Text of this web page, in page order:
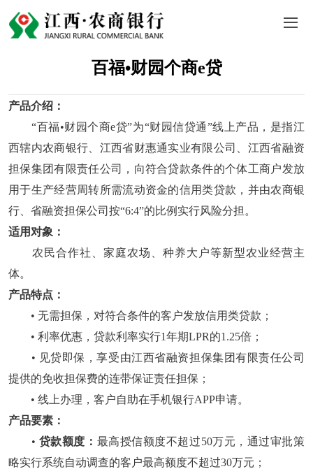
百福•财园个商e贷
产品介绍：
“百福•财园个商e贷”为“财园信贷通”线上产品，是指江
西辖内农商银行、江西省财惠通实业有限公司、江西省融资
担保集团有限责任公司，向符合贷款条件的个体工商户发放
用于生产经营周转所需流动资金的信用类贷款，并由农商银
行、省融资担保公司按“6:4”的比例实行风险分担。
适用对象：
农民合作社、家庭农场、种养大户等新型农业经营主
体。
产品特点：
• 无需担保，对符合条件的客户发放信用类贷款；
• 利率优惠，贷款利率实行1年期LPR的1.25倍；
• 见贷即保，享受由江西省融资担保集团有限责任公司
提供的免收担保费的连带保证责任担保；
• 线上办理，客户自助在手机银行APP申请。
产品要素：
• 贷款额度： 最高授信额度不超过50万元，通过审批策
略实行系统自动调查的客户最高额度不超过30万元；